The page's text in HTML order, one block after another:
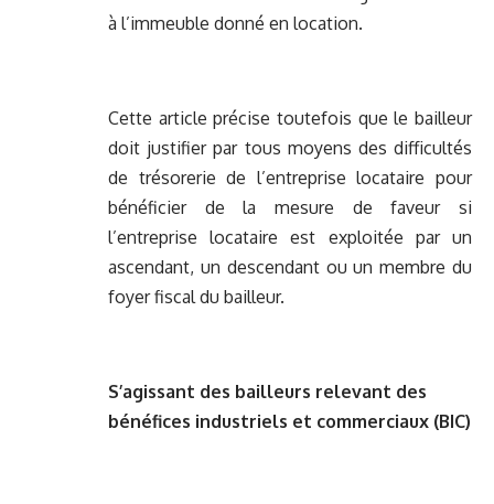
à l’immeuble donné en location.
Cette article précise toutefois que le bailleur
doit justifier par tous moyens des difficultés
de trésorerie de l’entreprise locataire pour
bénéficier de la mesure de faveur si
l’entreprise locataire est exploitée par un
ascendant, un descendant ou un membre du
foyer fiscal du bailleur.
S’agissant des bailleurs relevant des
bénéfices industriels et commerciaux (BIC)